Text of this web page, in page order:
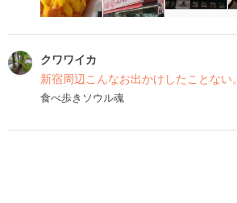
クワワイカ
新宿周辺こんなお出かけしたことない。
食べ歩きソウル魂